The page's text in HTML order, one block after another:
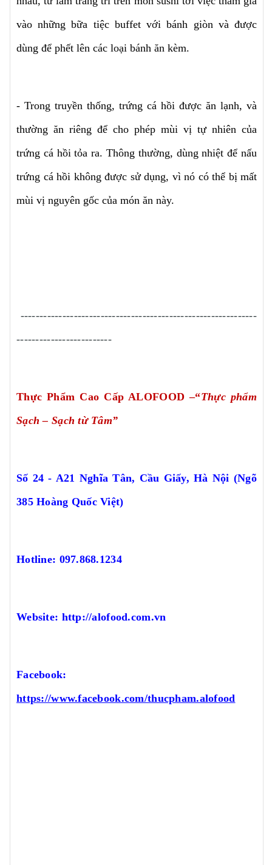
vào những bữa tiệc buffet với bánh giòn và được
dùng để phết lên các loại bánh ăn kèm.
- Trong truyền thống, trứng cá hồi được ăn lạnh, và
thường ăn riêng để cho phép mùi vị tự nhiên của
trứng cá hồi tỏa ra. Thông thường, dùng nhiệt để nấu
trứng cá hồi không được sử dụng, vì nó có thể bị mất
mùi vị nguyên gốc của món ăn này.
--------------------------------------------------------------
-------------------------
Thực Phẩm Cao Cấp ALOFOOD–“Thực phẩm
Sạch – Sạch từ Tâm”
Số 24 - A21 Nghĩa Tân, Cầu Giấy, Hà Nội (Ngõ
385 Hoàng Quốc Việt)
Hotline: 097.868.1234
Website: http://alofood.com.vn
Facebook:
https://www.facebook.com/thucpham.alofood